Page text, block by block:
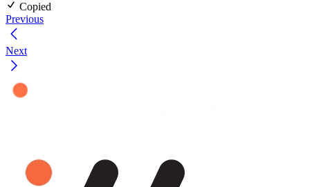
Copied
Previous
Next